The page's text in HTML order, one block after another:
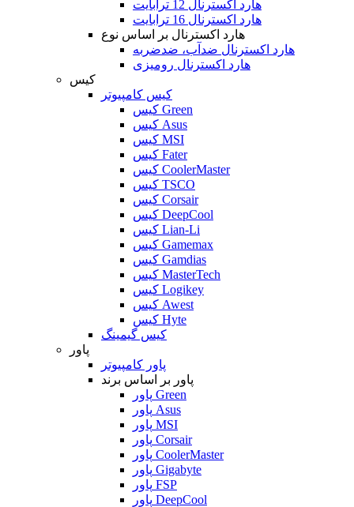
هارد اکسترنال 12 ترابایت
هارد اکسترنال 16 ترابایت
هارد اکسترنال بر اساس نوع
هارد اکسترنال ضدآب، ضدضربه
هارد اکسترنال رومیزی
کیس
کیس کامپیوتر
کیس Green
کیس Asus
کیس MSI
کیس Fater
کیس CoolerMaster
کیس TSCO
کیس Corsair
کیس DeepCool
کیس Lian-Li
کیس Gamemax
کیس Gamdias
کیس MasterTech
کیس Logikey
کیس Awest
کیس Hyte
کیس گیمینگ
پاور
پاور کامپیوتر
پاور بر اساس برند
پاور Green
پاور Asus
پاور MSI
پاور Corsair
پاور CoolerMaster
پاور Gigabyte
پاور FSP
پاور DeepCool